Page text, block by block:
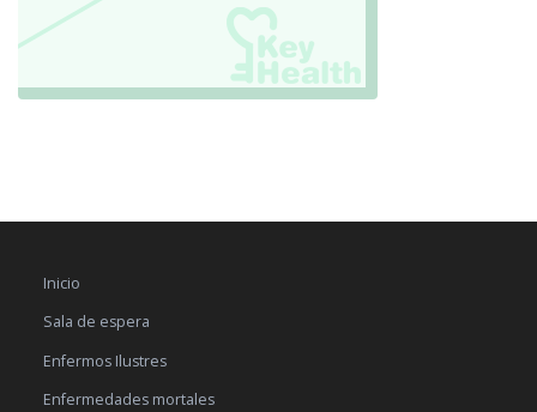
Inicio
Sala de espera
Enfermos Ilustres
Enfermedades mortales